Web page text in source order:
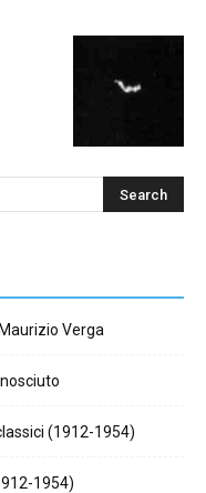
Verga
(1912-1954)
1954)